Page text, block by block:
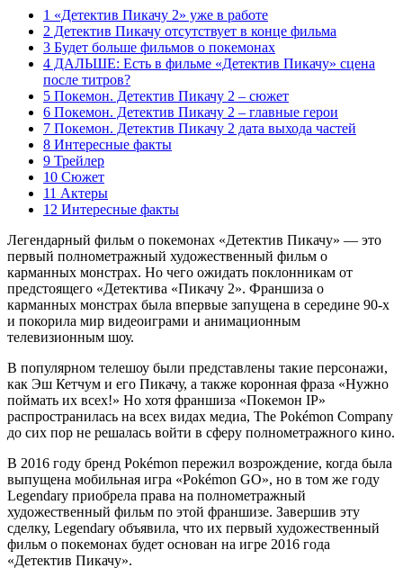
1 «Детектив Пикачу 2» уже в работе
2 Детектив Пикачу отсутствует в конце фильма
3 Будет больше фильмов о покемонах
4 ДАЛЬШЕ: Есть в фильме «Детектив Пикачу» сцена
после титров?
5 Покемон. Детектив Пикачу 2 – сюжет
6 Покемон. Детектив Пикачу 2 – главные герои
7 Покемон. Детектив Пикачу 2 дата выхода частей
8 Интересные факты
9 Трейлер
10 Сюжет
11 Актеры
12 Интересные факты
Легендарный фильм о покемонах «Детектив Пикачу» — это
первый полнометражный художественный фильм о
карманных монстрах. Но чего ожидать поклонникам от
предстоящего «Детектива «Пикачу 2». Франшиза о
карманных монстрах была впервые запущена в середине 90-х
и покорила мир видеоиграми и анимационным
телевизионным шоу.
В популярном телешоу были представлены такие персонажи,
как Эш Кетчум и его Пикачу, а также коронная фраза «Нужно
поймать их всех!» Но хотя франшиза «Покемон IP»
распространилась на всех видах медиа, The Pokémon Company
до сих пор не решалась войти в сферу полнометражного кино.
В 2016 году бренд Pokémon пережил возрождение, когда была
выпущена мобильная игра «Pokémon GO», но в том же году
Legendary приобрела права на полнометражный
художественный фильм по этой франшизе. Завершив эту
сделку, Legendary объявила, что их первый художественный
фильм о покемонах будет основан на игре 2016 года
«Детектив Пикачу».